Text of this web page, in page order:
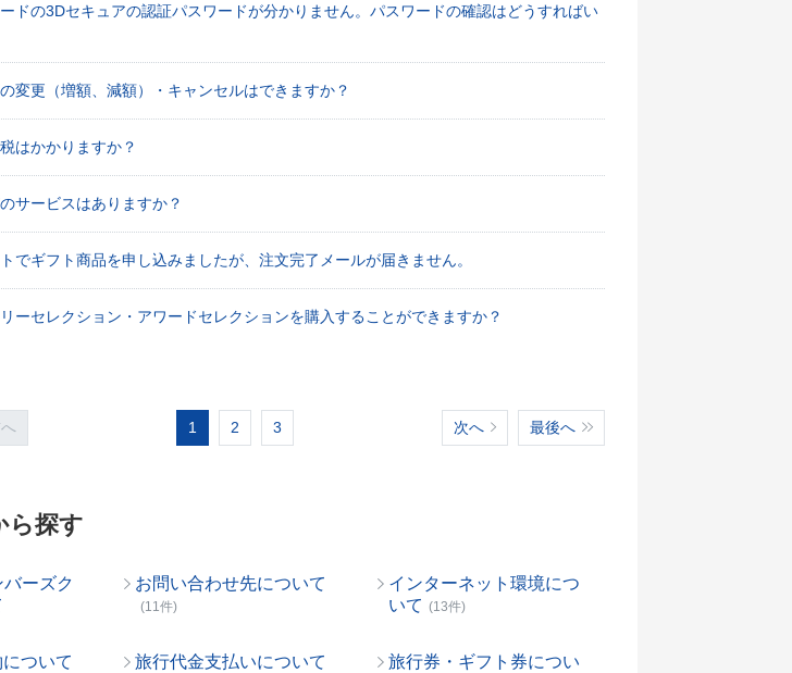
ドの3Dセキュアの認証パスワードが分かりません。パスワードの確認はどうすればい
変更（増額、減額）・キャンセルはできますか？
はかかりますか？
サービスはありますか？
でギフト商品を申し込みましたが、注文完了メールが届きません。
ーセレクション・アワードセレクションを購入することができますか？
1 2 3 次へ 最後へ
ら探す
ーズク
お問い合わせ先について
(11件)
インターネット環境につ
いて (13件)
ついて 旅行代金支払いについて
旅行券・ギフト券につい